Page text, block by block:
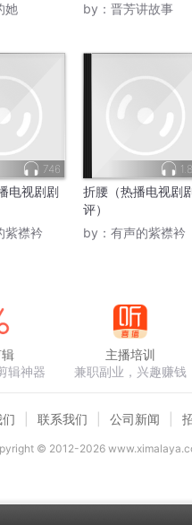
她
by： 晋芳讲故事
746
电视剧剧
紫襟衿
折腰（热播电视剧
评）
by： 有声的紫襟衿
辑神器
主播培训
兼职副业，兴趣赚钱
联系我们 公司新闻
© 2012-2026